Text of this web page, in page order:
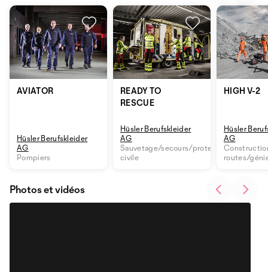
AVIATOR
Hüsler Berufskleider
AG
Pompiers
READY TO
RESCUE
Hüsler Berufskleider
AG
Sauvetage/secours/protection
civile
HIGH V-2
Hüsler
AG
routes/
Photos et vidéos